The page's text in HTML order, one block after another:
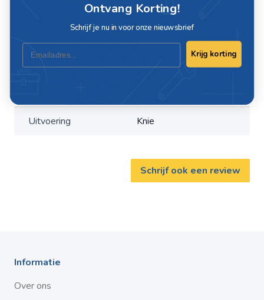
Artikelnummer C355-30
Materiaal Messing vernikkeld
Uitvoering Knie
Schrijf ook een review
Informatie
Over ons
Ontvang Korting!
Schrijf je nu in voor onze nieuwsbrief
Email
Krijg korting